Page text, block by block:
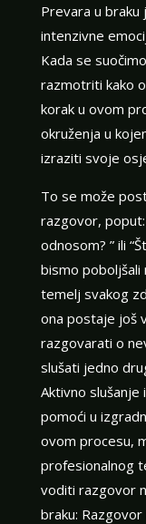
Prevara u
intenzivne
Kada se
razmotriti kako
korak u ovom
okruženja u
izraziti svoje
To se može
razgovor, poput:
odnosom? ” ili
bismo poboljšali
temelj svakog
ona postaje još
razgovarati o
slušati jedno
Aktivno
pomoći u
ovom procesu,
profesionalnog
voditi razgovor
braku: